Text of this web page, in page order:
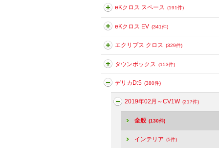
eKクロス スペース (191件)
eKクロス EV (341件)
エクリプス クロス (329件)
タウンボックス (153件)
デリカD:5 (380件)
2019年02月～CV1W (217件)
全般 (130件)
インテリア (5件)